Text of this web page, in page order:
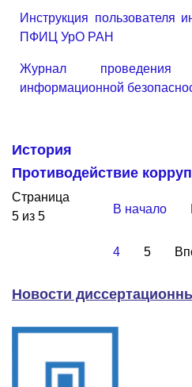
Инструкция пользователя
ПФИЦ УрО РАН
Журнал проведения
информационной
История
Противодействие
Страница
5 из 5
В начало
4 5
Новости